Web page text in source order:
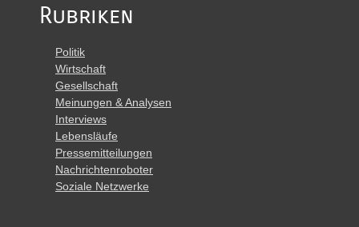
Rubriken
Politik
Wirtschaft
Gesellschaft
Meinungen & Analysen
Interviews
Lebensläufe
Pressemitteilungen
Nachrichtenroboter
Soziale Netzwerke